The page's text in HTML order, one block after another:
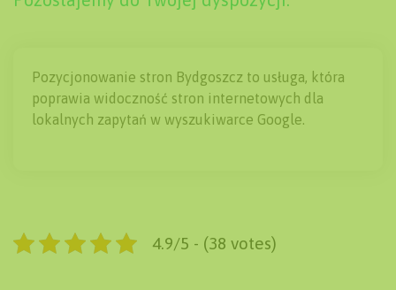
Pozycjonowanie stron Bydgoszcz to usługa, która
poprawia widoczność stron internetowych dla
lokalnych zapytań w wyszukiwarce Google.
4.9/5 - (38 votes)